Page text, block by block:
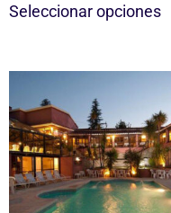
Seleccionar opciones